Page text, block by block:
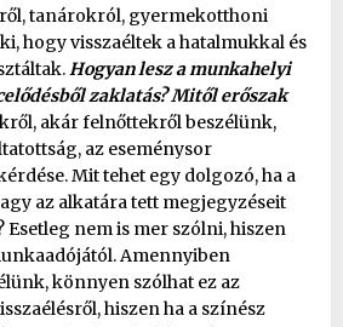
tanárokról, gyermekotthoni
hogy visszaéltek a hatalmukkal és
Hogyan lesz a munkahelyi
zaklatás? Mitől erőszak
akár felnőttekről beszélünk,
az eseménysor
Mit tehet egy dolgozó, ha a
az alkatára tett megjegyzéseit
Esetleg nem is mer szólni, hiszen
Amennyiben
könnyen szólhat ez az
hiszen ha a színész